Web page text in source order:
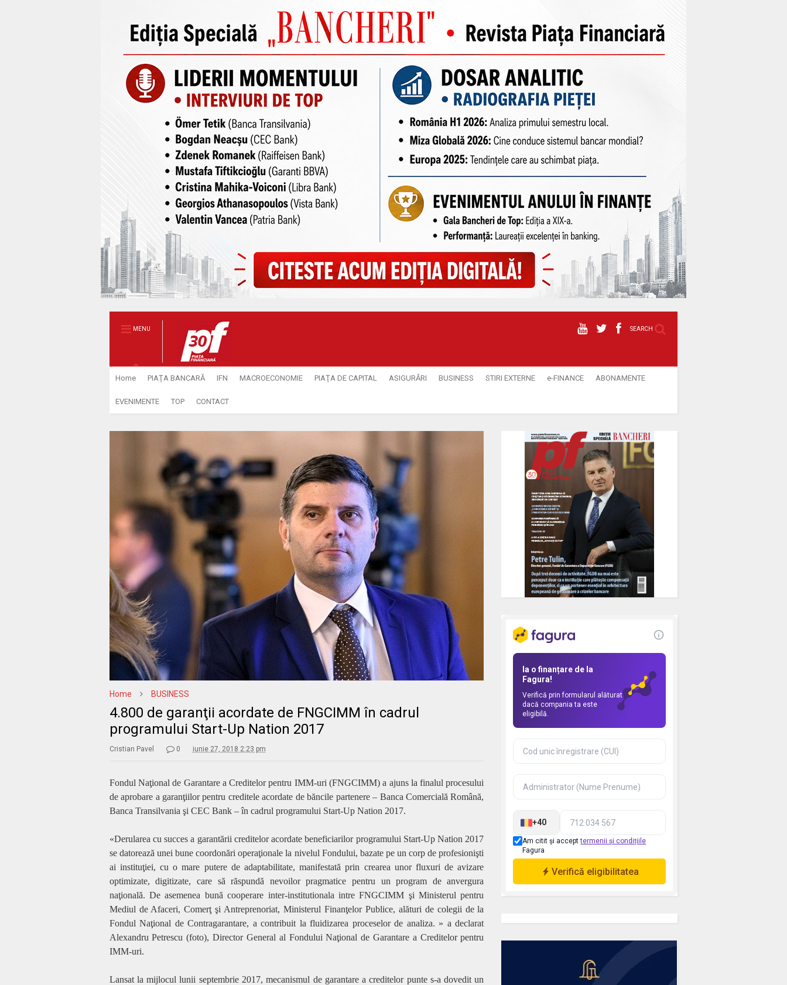
MENU SEARCH
Home PIAŢA BANCARĂ IFN MACROECONOMIE PIAŢA DE CAPITAL ASIGURĂRI BUSINESS STIRI EXTERNE e-FINANCE ABONAMENTE
EVENIMENTE TOP CONTACT
Home BUSINESS
4.800 de garanţii acordate de FNGCIMM în cadrul
programului Start-Up Nation 2017
Cristian Pavel 0 iunie 27, 2018 2:23 pm
Fondul Naţional de Garantare a Creditelor pentru IMM-uri (FNGCIMM) a ajuns la finalul procesului
de aprobare a garanţiilor pentru creditele acordate de băncile partenere – Banca Comercială Română,
Banca Transilvania şi CEC Bank – în cadrul programului Start-Up Nation 2017.
«Derularea cu succes a garantării creditelor acordate beneficiarilor programului Start-Up Nation 2017
se datorează unei bune coordonări operaţionale la nivelul Fondului, bazate pe un corp de profesionişti
ai instituţiei, cu o mare putere de adaptabilitate, manifestată prin crearea unor fluxuri de avizare
optimizate, digitizate, care să răspundă nevoilor pragmatice pentru un program de anvergura
naţională. De asemenea bună cooperare inter-institutionala intre FNGCIMM şi Ministerul pentru
Mediul de Afaceri, Comerţ şi Antreprenoriat, Ministerul Finanţelor Publice, alături de colegii de la
Fondul Naţional de Contragarantare, a contribuit la fluidizarea proceselor de analiza. » a declarat
Alexandru Petrescu(foto), Director General al Fondului Naţional de Garantare a Creditelor pentru
IMM-uri.
Lansat la mijlocul lunii septembrie 2017, mecanismul de garantare a creditelor punte s-a dovedit un